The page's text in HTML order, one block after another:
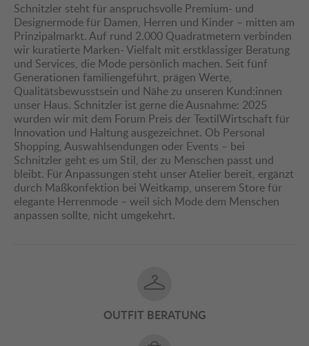
Schnitzler steht für anspruchsvolle Premium- und
Designermode für Damen, Herren und Kinder – mitten am
Prinzipalmarkt. Auf rund 2.000 Quadratmetern verbinden
wir kuratierte Marken- Vielfalt mit erstklassiger Beratung
und Services, die Mode persönlich machen. Seit fünf
Generationen familiengeführt, prägen Werte,
Qualitätsbewusstsein und Nähe zu unseren Kund:innen
unser Haus. Schnitzler ist gerne die Ausnahme: 2025
wurden wir mit dem Forum Preis der TextilWirtschaft für
Innovation und Haltung ausgezeichnet. Ob Personal
Shopping, Auswahlsendungen oder Events – bei
Schnitzler geht es um Stil, der zu Menschen passt und
bleibt. Für Anpassungen steht unser Atelier bereit, ergänzt
durch Maßkonfektion bei Weitkamp, unserem Store für
elegante Herrenmode – weil sich Mode dem Menschen
anpassen sollte, nicht umgekehrt.
OUTFIT BERATUNG